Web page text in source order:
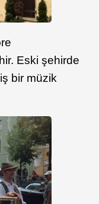
Eski şehirde
bir müzik